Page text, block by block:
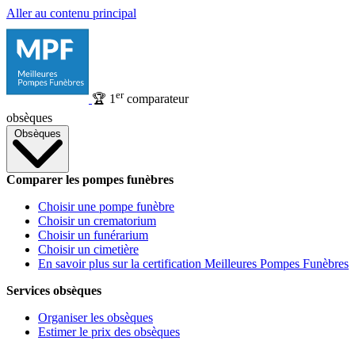
Aller au contenu principal
🏆 1 ercomparateur
obsèques
Obsèques
Comparer les pompes funèbres
Choisir une pompe funèbre
Choisir un crematorium
Choisir un funérarium
Choisir un cimetière
En savoir plus sur la certification Meilleures Pompes Funèbres
Services obsèques
Organiser les obsèques
Estimer le prix des obsèques